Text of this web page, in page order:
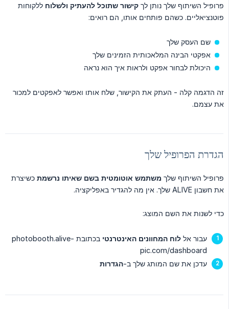
פרופיל השיתוף שלך נותן לך קישור שתוכל להעתיק ולשלוח ללקוחות
פוטנציאליים. כשהם פותחים אותו, הם רואים:
שם העסק שלך
אפקטי הבינה המלאכותית הזמינים שלך
היכולת לבחור אפקט ולראות איך הוא נראה
זה הדגמה קלה - העתק את הקישור, שלח אותו ואפשר לאפקטים למכור
את עצמם.
הגדרת הפרופיל שלך
פרופיל השיתוף שלך משתמש אוטומטית בשם שאיתו נרשמת כשיצרת
את חשבון ALIVE שלך. אין מה להגדיר באפליקציה.
כדי לשנות את השם המוצג:
עבור אל לוח המחוונים האינטרנטי
בכתובת photobooth.alive-
pic.com/dashboard
עדכן את שם המותג שלך ב-הגדרות